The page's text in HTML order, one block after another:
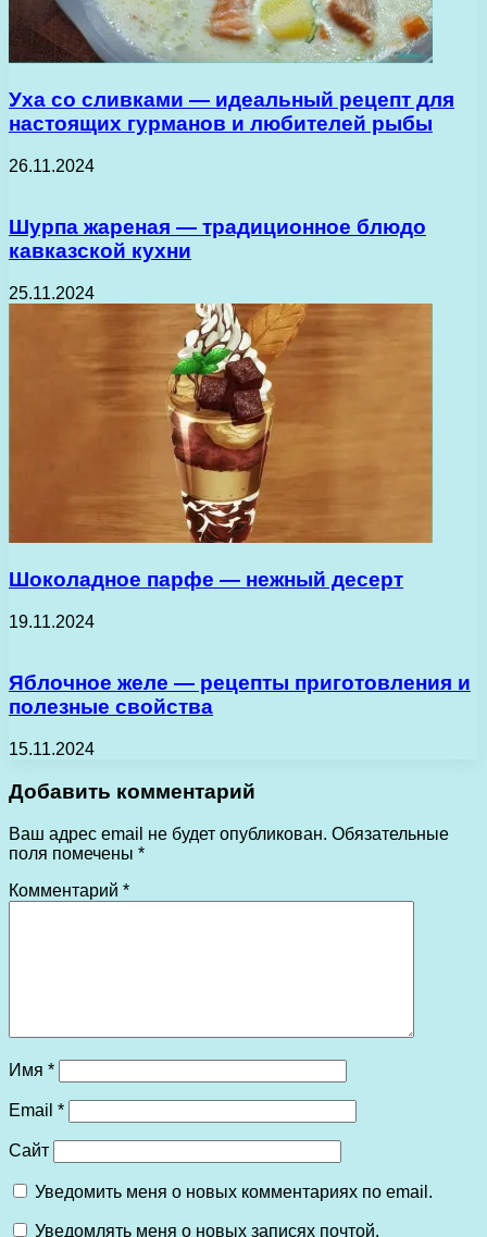
Уха со сливками — идеальный рецепт для
настоящих гурманов и любителей рыбы
26.11.2024
Шурпа жареная — традиционное блюдо
кавказской кухни
25.11.2024
Шоколадное парфе — нежный десерт
19.11.2024
Яблочное желе — рецепты приготовления и
полезные свойства
15.11.2024
Добавить комментарий
Ваш адрес email не будет опубликован. Обязательные
поля помечены *
Комментарий *
Имя *
Email *
Сайт
Уведомить меня о новых комментариях по email.
Уведомлять меня о новых записях почтой.